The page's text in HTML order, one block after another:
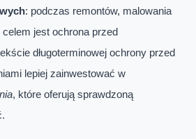
: podczas remontów, malowania
jest ochrona przed
długoterminowej ochrony przed
lepiej zainwestować w
, które oferują sprawdzoną